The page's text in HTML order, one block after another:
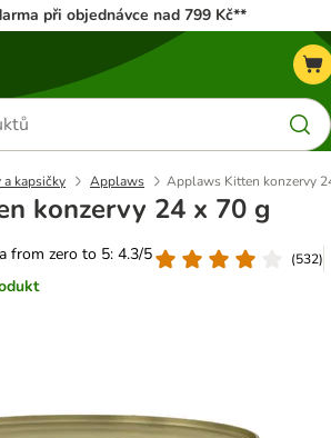
při objednávce nad 799 Kč**
a kapsičky Applaws Applaws Kitten konzervy
konzervy 24 x 70 g
from zero to 5: 4.3/5
(532)